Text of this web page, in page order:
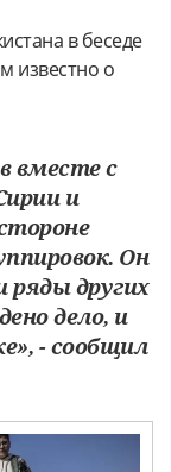
в беседе
известно о
вместе с
и
Он
ряды других
дело, и
- сообщил